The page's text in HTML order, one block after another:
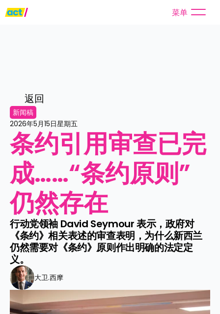
菜单
返回
新闻稿
2026年5月15日星期五
条约引用审查已完
成……“条约原则”
仍然存在
行动党领袖 David Seymour 表示，政府对
《条约》相关表述的审查表明，为什么新西兰
仍然需要对《条约》原则作出明确的法定定
义。
大卫.西摩